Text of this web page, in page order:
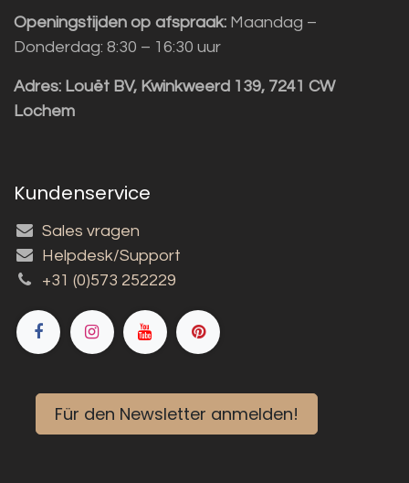
Openingstijden op afspraak: Maandag –
Donderdag: 8:30 – 16:30 uur
Adres: Louët BV, Kwinkweerd 139, 7241 CW
Lochem
Kundenservice
Sales vragen
Helpdesk/Support
+31 (0)573 252229
Für den Newsletter anmelden!